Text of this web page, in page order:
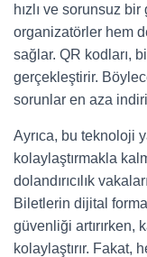
hızlı ve sorunsuz
organizatörler hem
sağlar. QR kodları,
gerçekleştirir.
sorunlar en aza
Ayrıca, bu teknoloji
kolaylaştırmakla
dolandırıcılık
Biletlerin dijital
güvenliği artırırken,
kolaylaştırır. Fakat,